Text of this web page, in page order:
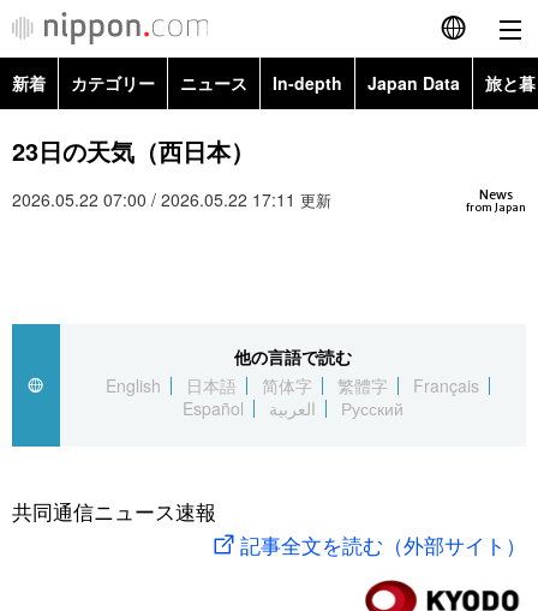
English
العربية
社会
旅と暮らし
新着 カテゴリー ニュース In-depth Japan Data 旅と
政治・外交
経済・ビジネス
社会
文化
科学・技術
暮らし
Images
お知らせ
23日の天気（西日本）
News
from Japan
2026.05.22 07:00 / 2026.05.22 17:11 更新
他の言語で読む
English
日本語 简体字 繁體字
Français
Español
العربية Русский
共同通信ニュース速報
記事全文を読む（外部サイト）